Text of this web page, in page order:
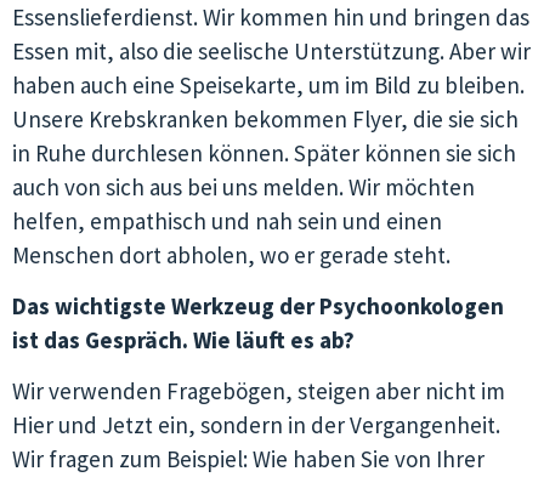
Essenslieferdienst. Wir kommen hin und bringen das
Essen mit, also die seelische Unterstützung. Aber wir
haben auch eine Speisekarte, um im Bild zu bleiben.
Unsere Krebskranken bekommen Flyer, die sie sich
in Ruhe durchlesen können. Später können sie sich
auch von sich aus bei uns melden. Wir möchten
helfen, empathisch und nah sein und einen
Menschen dort abholen, wo er gerade steht.
Das wichtigste Werkzeug der Psychoonkologen
ist das Gespräch. Wie läuft es ab?
Wir verwenden Fragebögen, steigen aber nicht im
Hier und Jetzt ein, sondern in der Vergangenheit.
Wir fragen zum Beispiel: Wie haben Sie von Ihrer